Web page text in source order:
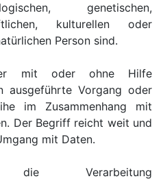
genetischen,
kulturellen oder
Person sind.
mit oder ohne Hilfe
ausgeführte Vorgang oder
im Zusammenhang mit
Der Begriff reicht weit und
mit Daten.
die Verarbeitung